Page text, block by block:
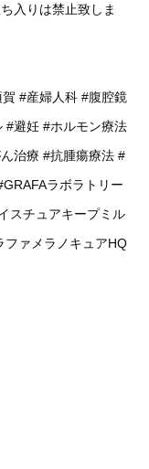
入りは禁止致しま
#産婦人科 #腹腔鏡
#避妊 #ホルモン療法
治療 #抗腫瘍療法 #
ラボラトリー
スチュアキープミル
ファメラノキュアHQ